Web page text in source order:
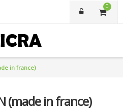
0
in france)
(made in france)